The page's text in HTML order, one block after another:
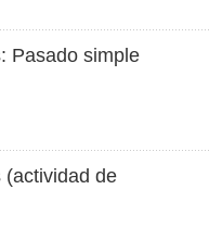
Pasado simple
(actividad de